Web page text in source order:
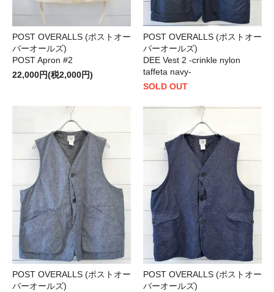
POST OVERALLS (ポストオー
バーオールズ)
POST Apron #2
22,000円(税2,000円)
POST OVERALLS (ポストオー
バーオールズ)
DEE Vest 2 -crinkle nylon
taffeta navy-
SOLD OUT
POST OVERALLS (ポストオー
バーオールズ)
POST OVERALLS (ポストオー
バーオールズ)